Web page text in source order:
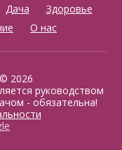
Дача
Здоровье
О нас
© 2026
руководством
- обязательна!